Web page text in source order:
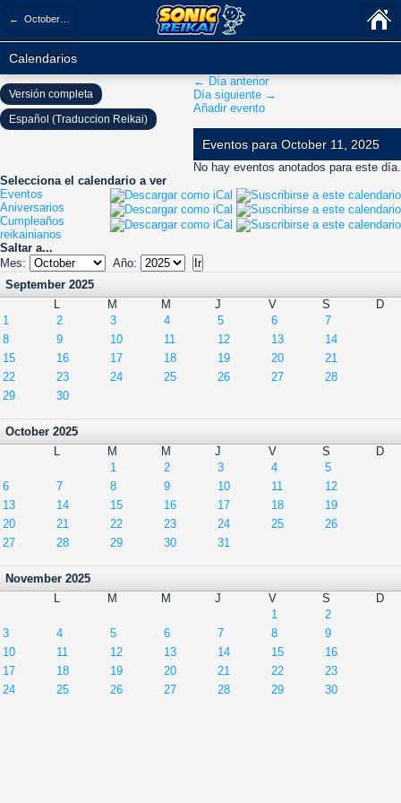
← October 2025
Calendarios
← Día anterior
Día siguiente →
Añadir evento
Eventos para October 11, 2025
No hay eventos anotados para este día.
Selecciona el calendario a ver
Eventos
Aniversarios
Cumpleaños
reikainianos
Saltar a...
Mes:
Año:
September 2025
L
M M J V S
D
1
2 3 4 5 6
7
8
9 10 11 12 13
14
15
16 17 18 19 20
21
22
23 24 25 26 27
28
29
30
October 2025
L
M M J V S
D
1
2 3 4
5
6
7 8 9 10 11
12
13
14 15 16 17 18
19
20
21 22 23 24 25
26
27
28 29 30 31
November 2025
L
M M J V S
D
1
2
3
4 5 6 7 8
9
10
11 12 13 14 15
16
17
18 19 20 21 22
23
24
25 26 27 28 29 30
Versión completa
Español (Traduccion Reikai)